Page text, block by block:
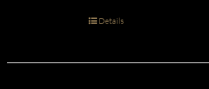
Details